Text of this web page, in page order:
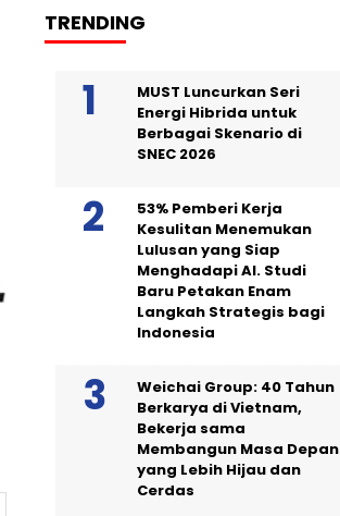
TRENDING
MUST Luncurkan Seri
Energi Hibrida untuk
Berbagai Skenario di
SNEC 2026
53% Pemberi Kerja
Kesulitan Menemukan
Lulusan yang Siap
Menghadapi AI. Studi
Baru Petakan Enam
Langkah Strategis bagi
Indonesia
Weichai Group: 40 Tahun
Berkarya di Vietnam,
Bekerja sama
Membangun Masa Depan
yang Lebih Hijau dan
Cerdas